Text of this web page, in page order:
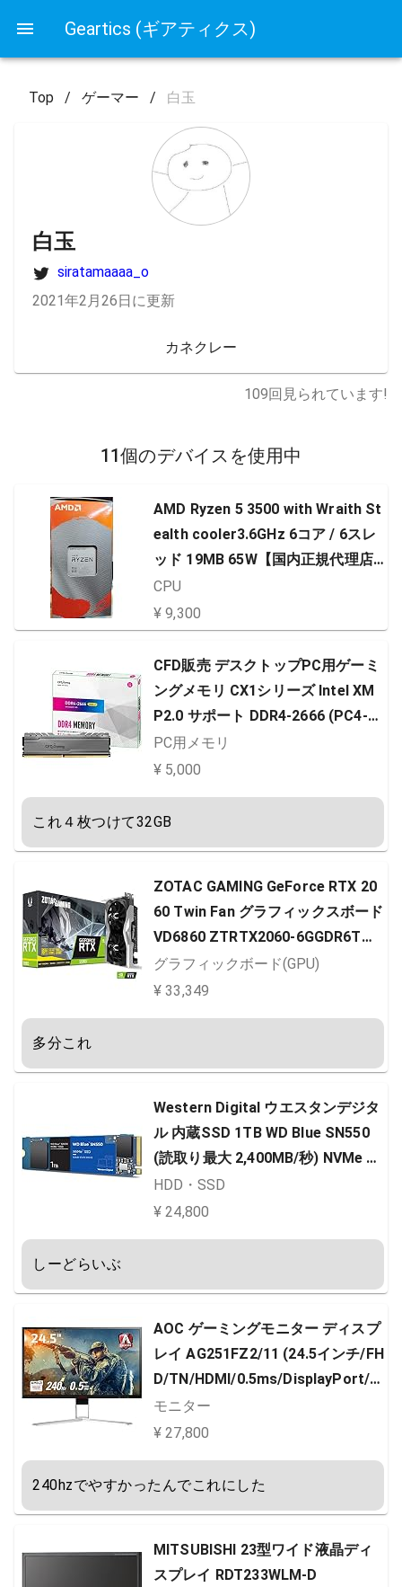
Geartics (ギアティクス)
Top / ゲーマー / 白玉
白玉
siratamaaaa_o
2021年2月26日に更新
カネクレー
109回見られています!
11個のデバイスを使用中
AMD Ryzen 5 3500 with Wraith St
ealth cooler3.6GHz 6コア / 6スレ
ッド 19MB 65W【国内正規代理店
品】 100-100000050BOX
CPU
¥ 9,300
CFD販売 デスクトップPC用ゲーミ
ングメモリ CX1シリーズ Intel XM
P2.0 サポート DDR4-2666 (PC4-2
1300) PC4-21300DDR4-2666 8GB
×2枚 無期限保証 相性保証 W4U266
PC用メモリ
¥ 5,000
これ４枚つけて32GB
ZOTAC GAMING GeForce RTX 20
60 Twin Fan グラフィックスボード
VD6860 ZTRTX2060-6GGDR6TWI
N ZTRTX2060-6GGDR6TWIN/ZT-
T20600F-10M
グラフィックボード(GPU)
¥ 33,349
多分これ
Western Digital ウエスタンデジタ
ル 内蔵SSD 1TB WD Blue SN550
(読取り最大 2,400MB/秒) NVMe W
DS100T2B0C-EC 【国内正規代理
店品】
HDD・SSD
¥ 24,800
しーどらいぶ
AOC ゲーミングモニター ディスプ
レイ AG251FZ2/11 (24.5インチ/FH
D/TN/HDMI/0.5ms/DisplayPort/2
40Hz/フリッカーフリー/ローブル
ーモード)
モニター
¥ 27,800
240hzでやすかったんでこれにした
MITSUBISHI 23型ワイド液晶ディ
スプレイ RDT233WLM-D